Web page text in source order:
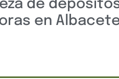
de
en